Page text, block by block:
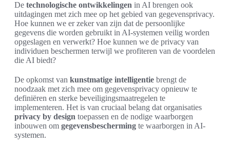
De technologische ontwikkelingen in AI brengen ook
uitdagingen met zich mee op het gebied van gegevensprivacy.
Hoe kunnen we er zeker van zijn dat de persoonlijke
gegevens die worden gebruikt in AI-systemen veilig worden
opgeslagen en verwerkt? Hoe kunnen we de privacy van
individuen beschermen terwijl we profiteren van de voordelen
die AI biedt?
De opkomst van kunstmatige intelligentie brengt de
noodzaak met zich mee om gegevensprivacy opnieuw te
definiëren en sterke beveiligingsmaatregelen te
implementeren. Het is van cruciaal belang dat organisaties
privacy by design toepassen en de nodige waarborgen
inbouwen om gegevensbescherming te waarborgen in AI-
systemen.